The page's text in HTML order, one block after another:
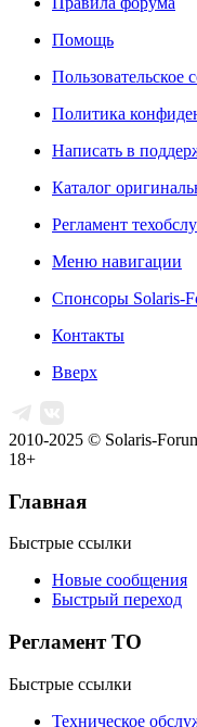
Помощь
Пользовательское
Политика
Написать в
Каталог
Регламент
Меню навигации
Спонсоры Solaris-
Контакты
Вверх
2010-2025 © Solaris-
18+
Главная
Быстрые ссылки
Новые сообщения
Быстрый переход
Регламент ТО
Быстрые ссылки
Техническое